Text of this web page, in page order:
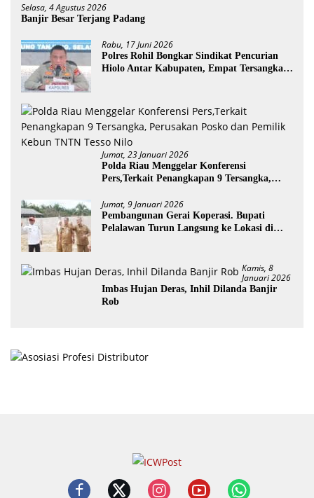
Selasa, 4 Agustus 2026
Banjir Besar Terjang Padang
Rabu, 17 Juni 2026
Polres Rohil Bongkar Sindikat Pencurian
Hiolo Antar Kabupaten, Empat Tersangka
Jumat, 23 Januari 2026
Polda Riau Menggelar Konferensi
Pers,Terkait Penangkapan 9 Tersangka,
Tesso Nilo
Jumat, 9 Januari 2026
Pembangunan Gerai Koperasi. Bupati
Pelalawan Turun Langsung ke Lokasi di
Kamis, 8
Januari 2026
Imbas Hujan Deras, Inhil Dilanda Banjir
Rob